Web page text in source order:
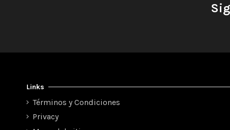
Links
Términos y Condiciones
Privacy